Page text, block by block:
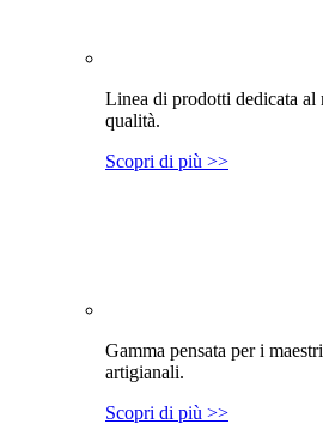
Linea di prodotti dedicata
qualità.
Scopri di più >>
Gamma pensata per i
artigianali.
Scopri di più >>